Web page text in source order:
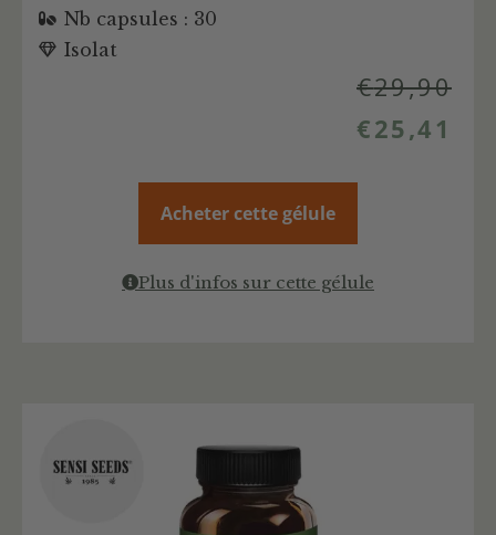
Nb capsules : 30
Isolat
€29,90
€25,41
Acheter cette gélule
Plus d'infos sur cette gélule